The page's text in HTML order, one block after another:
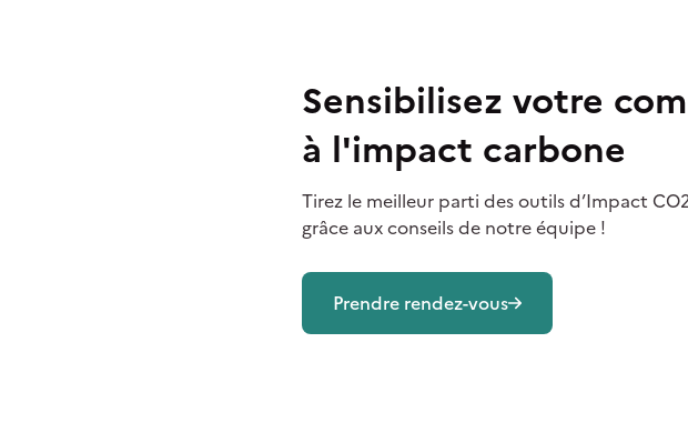
Sensibilisez votre
à l'impact carbone
Tirez le meilleur parti des outils d’Impact
grâce aux conseils de notre équipe !
Prendre rendez-vous